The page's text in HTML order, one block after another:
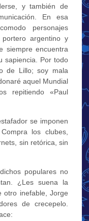
y también de
En esa
personajes
portero argentino y
siempre encuentra
sapiencia. Por todo
de Lillo; soy mala
aquel Mundial
repitiendo «Paul
se imponen
los clubes,
sin retórica, sin
populares no
¿Les suena la
otro inefable, Jorge
de crecepelo.